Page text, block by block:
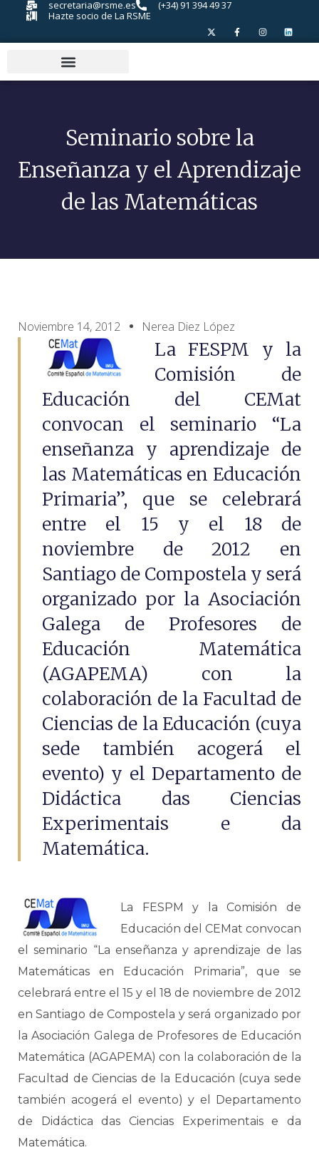
secretaria@rsme.es
(+34) 91 394 49 37
Hazte socio de La RSME
Seminario sobre la
Enseñanza y el Aprendizaje
de las Matemáticas
Noviembre 14, 2012 Nerea Diez López
La FESPM y la
Comisión de
Educación del CEMat
convocan el seminario “La
enseñanza y aprendizaje de
las Matemáticas en Educación
Primaria”, que se celebrará
entre el 15 y el 18 de
noviembre de 2012 en
Santiago de Compostela y será
organizado por la Asociación
Galega de Profesores de
Educación Matemática
(AGAPEMA) con la
colaboración de la Facultad de
Ciencias de la Educación (cuya
sede también acogerá el
evento) y el Departamento de
Didáctica das Ciencias
Experimentais e da
Matemática.
La FESPM y la Comisión de
Educación del CEMat convocan
el seminario “La enseñanza y aprendizaje de las
Matemáticas en Educación Primaria”, que se
celebrará entre el 15 y el 18 de noviembre de 2012
en Santiago de Compostela y será organizado por
la Asociación Galega de Profesores de Educación
Matemática (AGAPEMA) con la colaboración de la
Facultad de Ciencias de la Educación (cuya sede
también acogerá el evento) y el Departamento
de Didáctica das Ciencias Experimentais e da
Matemática.